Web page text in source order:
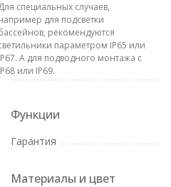
специальных случаев,
для подсветки
рекомендуются
параметром IP65 или
А для подводного монтажа с
или IP69.
Функции
Гарантия
Материалы и цвет